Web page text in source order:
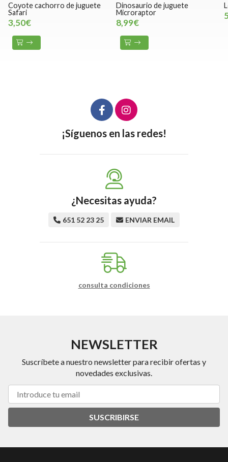
Dinosaurio de juguete
Microraptor
8,99€
Leon marino juguete safari
5,60€
¡Síguenos en las redes!
¿Necesitas ayuda?
651 52 23 25 ENVIAR EMAIL
consulta condiciones
NEWSLETTER
Suscríbete a nuestro newsletter para recibir ofertas y
novedades exclusivas.
SUSCRIBIRSE